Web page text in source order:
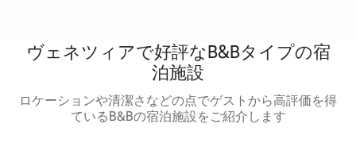
ヴェネツィアで好評なB&Bタイプの宿
泊施設
ロケーションや清潔さなどの点でゲストから高評価を得
ているB&Bの宿泊施設をご紹介します